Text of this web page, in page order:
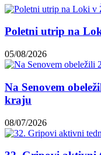
Poletni utrip na
05/08/2026
Na Senovem
kraju
08/07/2026